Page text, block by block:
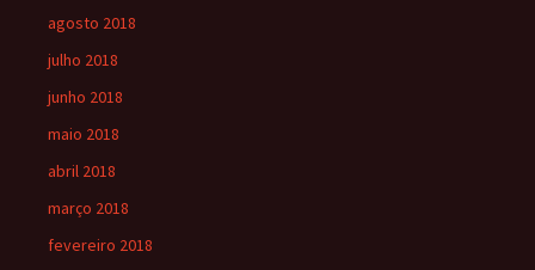
agosto 2018
julho 2018
junho 2018
maio 2018
abril 2018
março 2018
fevereiro 2018